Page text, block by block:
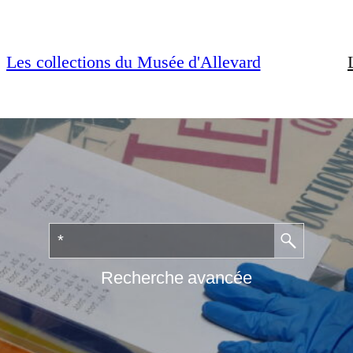
Les collections du Musée d'Allevard
Recherche avancée